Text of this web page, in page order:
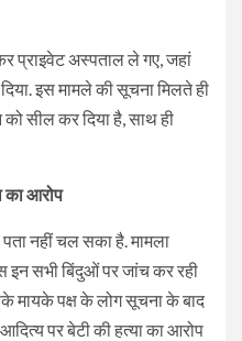
प्राइवेट अस्पताल ले गए, जहां
इस मामले की सूचना मिलते ही
सील कर दिया है, साथ ही
का आरोप
नहीं चल सका है. मामला
इन सभी बिंदुओं पर जांच कर रही
मायके पक्ष के लोग सूचना के बाद
पर बेटी की हत्या का आरोप